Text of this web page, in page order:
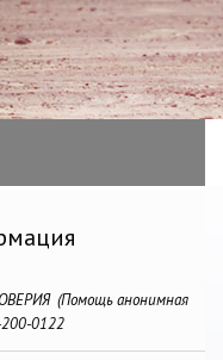
(Помощь анонимная
0122